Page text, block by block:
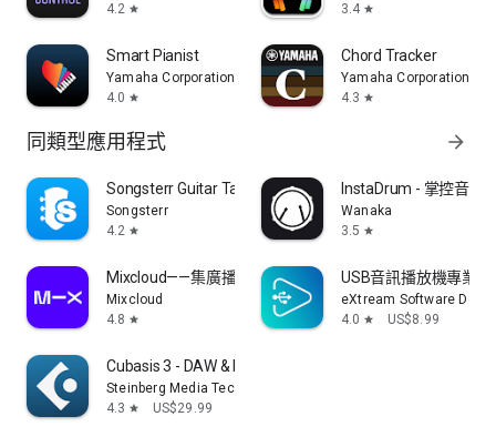
4.2 star
3.4 star
Smart Pianist
Yamaha Corporation
4.0 star
Chord Tracker
Yamaha Corporation
4.3 star
同類型應用程式 arrow_forward
Songsterr Guitar Tabs & Chords
Songsterr
4.2 star
InstaDrum - 掌控音樂
Wanaka
3.5 star
Mixcloud——集廣播和DJ於一體
Mixcloud
4.8 star
USB音訊播放機專業版
eXtream Software
4.0 star US$8.99
Cubasis 3 - DAW & Music Studio
Steinberg Media Technologies GmbH
4.3 star US$29.99